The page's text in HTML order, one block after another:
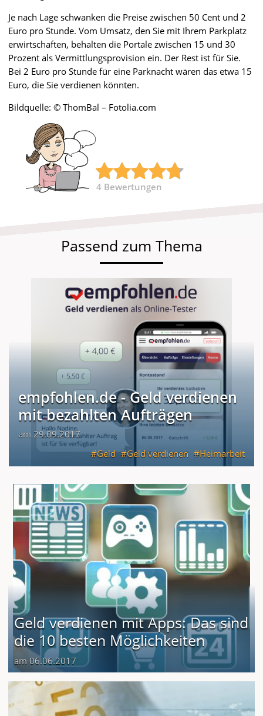
Je nach Lage schwanken die Preise zwischen 50 Cent und 2
Euro pro Stunde. Vom Umsatz, den Sie mit Ihrem Parkplatz
erwirtschaften, behalten die Portale zwischen 15 und 30
Prozent als Vermittlungsprovision ein. Der Rest ist für Sie.
Bei 2 Euro pro Stunde für eine Parknacht wären das etwa 15
Euro, die Sie verdienen könnten.
Bildquelle: © ThomBal – Fotolia.com
4 Bewertungen
Passend zum Thema
empfohlen.de - Geld verdienen
mit bezahlten Aufträgen
am 29.09.2017
Geld
Geld verdienen Heimarbeit
Geld verdienen mit Apps: Das sind
die 10 besten Möglichkeiten
am 06.06.2017